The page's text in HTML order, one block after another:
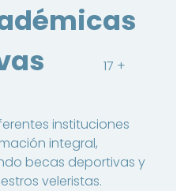
17 +
instituciones
integral,
becas deportivas y
veleristas.